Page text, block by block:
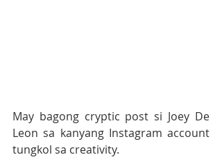
May bagong cryptic post si Joey De
Leon sa kanyang Instagram account
tungkol sa creativity.